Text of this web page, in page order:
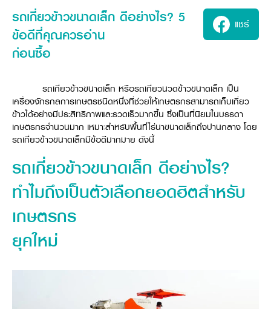
รถตักล้อยาง
สินค้านวัตกรรมการเกษตร
โดรนการเกษตร
ขั้นตอนการเข้าร่วมโครงการ
ติดต่อซื้อกล้าแผ่น
ธุรกิจต่างประเทศ
ที่มา
สินค้าที่ส่งออก
สำนักงานต่างประเทศ
ประเทศคู่ค้า
ข่าวสารองค์กร
ข่าวกิจกรรมเพื่อสังคม
โฆษณาคูโบต้า
โครงการตามแนวพระราชดำริ
การพัฒนาชุมชน และสังคม
การศึกษา และเยาวชน
สิ่งแวดล้อมความปลอดภัยและอาชีวอนามัย
คูโบต้าร่วมมือ
โครงการเกษตรแปลงใหญ่
เอกสารดาวน์โหลด
วารสารออนไลน์
บริการหลังการขาย
เช่าซื้อ
KAS เกษตรครบวงจร
คูโบต้าฟาร์ม
คูโบต้าแฟมิลี่
ภาษา
ไทย English
รถเกี่ยวข้าวขนาดเล็ก ดีอย่างไร? 5
ข้อดีที่คุณควรอ่าน
ก่อนซื้อ
แชร์
รถเกี่ยวข้าวขนาดเล็ก หรือรถเกี่ยวนวดข้าวขนาดเล็ก เป็น
เครื่องจักรกลการเกษตรชนิดหนึ่งที่ช่วยให้เกษตรกรสามารถเก็บเกี่ยว
ข้าวได้อย่างมีประสิทธิภาพและรวดเร็วมากขึ้น ซึ่งเป็นที่นิยมในบรรดา
เกษตรกรจำนวนมาก เหมาะสำหรับพื้นที่ไร่นาขนาดเล็กถึงปานกลาง โดย
รถเกี่ยวข้าวขนาดเล็กมีข้อดีมากมาย ดังนี้
รถเกี่ยวข้าวขนาดเล็ก ดีอย่างไร?
ทำไมถึงเป็นตัวเลือกยอดฮิตสำหรับ
เกษตรกร
ยุคใหม่